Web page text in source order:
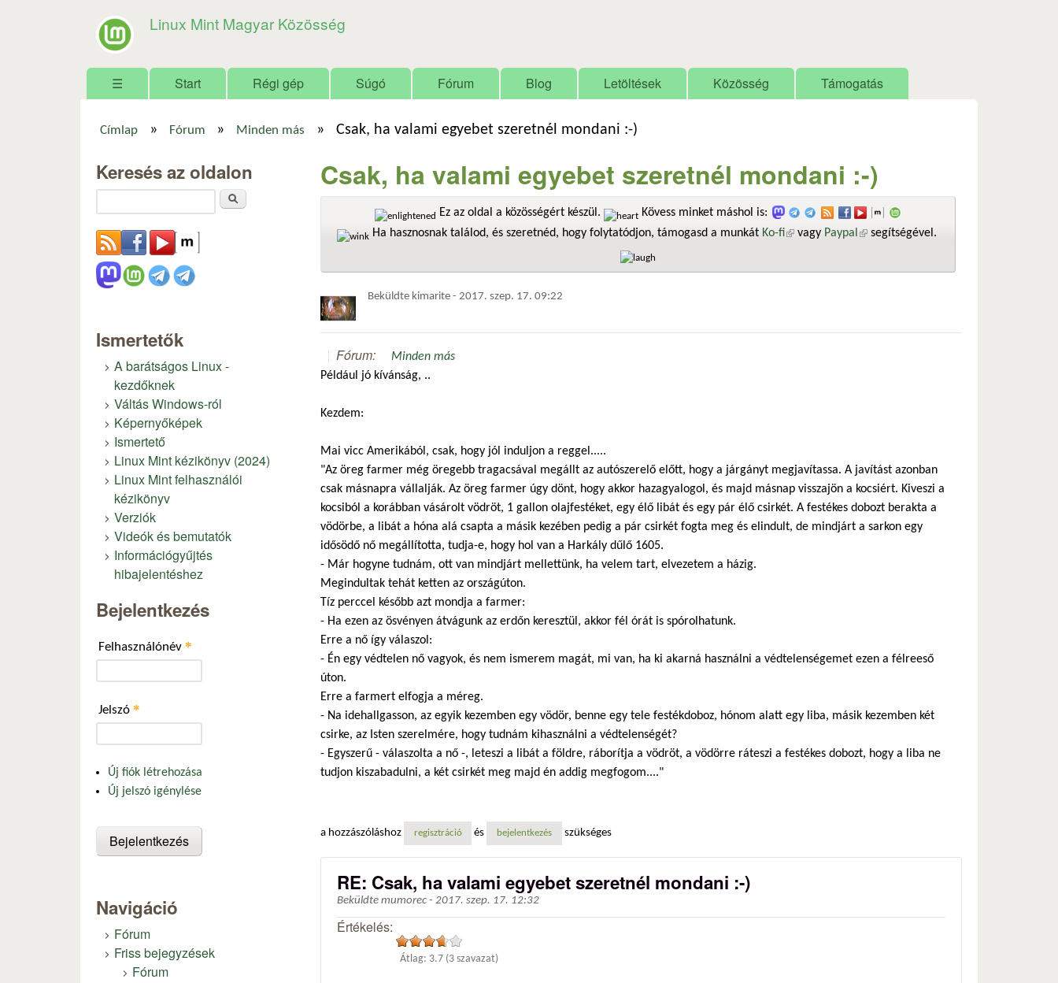
Linux Mint Magyar Közösség
Főmenü
☰ Start Régi gép Súgó Fórum Blog Letöltések Közösség Támogatás
Címlap » Fórum » Minden más » Csak, ha valami egyebet szeretnél mondani :-)
Csak, ha valami egyebet szeretnél mondani :-)
Ez az oldal a közösségért készül.
Kövess minket máshol is:
Ha hasznosnak találod, és szeretnéd, hogy folytatódjon, támogasd a munkát Ko-fi(külső hivatkozás)
vagy Paypal (külső hivatkozás)
segítségével.
Beküldte kimarite - 2017. szep. 17. 09:22
Fórum:
Minden más
Például jó kívánság, ..
Kezdem:
Mai vicc Amerikából, csak, hogy jól induljon a reggel.....
"Az öreg farmer még öregebb tragacsával megállt az autószerelő előtt, hogy a járgányt megjavítassa. A javítást azonban
csak másnapra vállalják. Az öreg farmer úgy dönt, hogy akkor hazagyalogol, és majd másnap visszajön a kocsiért. Kiveszi a
kocsiból a korábban vásárolt vödröt, 1 gallon olajfestéket, egy élő libát és egy pár élő csirkét. A festékes dobozt berakta a
vödörbe, a libát a hóna alá csapta a másik kezében pedig a pár csirkét fogta meg és elindult, de mindjárt a sarkon egy
idősödő nő megállította, tudja-e, hogy hol van a Harkály dűlő 1605.
- Már hogyne tudnám, ott van mindjárt mellettünk, ha velem tart, elvezetem a házig.
Megindultak tehát ketten az országúton.
Tíz perccel később azt mondja a farmer:
- Ha ezen az ösvényen átvágunk az erdőn keresztül, akkor fél órát is spórolhatunk.
Erre a nő így válaszol:
- Én egy védtelen nő vagyok, és nem ismerem magát, mi van, ha ki akarná használni a védtelenségemet ezen a félreeső
úton.
Erre a farmert elfogja a méreg.
- Na idehallgasson, az egyik kezemben egy vödör, benne egy tele festékdoboz, hónom alatt egy liba, másik kezemben két
csirke, az Isten szerelmére, hogy tudnám kihasználni a védtelenségét?
- Egyszerű - válaszolta a nő -, leteszi a libát a földre, ráborítja a vödröt, a vödörre ráteszi a festékes dobozt, hogy a liba ne
tudjon kiszabadulni, a két csirkét meg majd én addig megfogom...."
a hozzászóláshoz regisztráció és bejelentkezés szükséges
RE: Csak, ha valami egyebet szeretnél mondani :-)
Beküldte mumorec - 2017. szep. 17. 12:32
Értékelés:
Átlag: 3.7 (3 szavazat)
Keresés az oldalon
Ismertetők
A barátságos Linux -
kezdőknek
Váltás Windows-ról
Képernyőképek
Ismertető
Linux Mint kézikönyv (2024)
Linux Mint felhasználói
kézikönyv
Verziók
Videók és bemutatók
Információgyűjtés
hibajelentéshez
Bejelentkezés
Felhasználónév *
Jelszó *
Új fiók létrehozása
Új jelszó igénylése
Navigáció
Fórum
Friss bejegyzések
Fórum